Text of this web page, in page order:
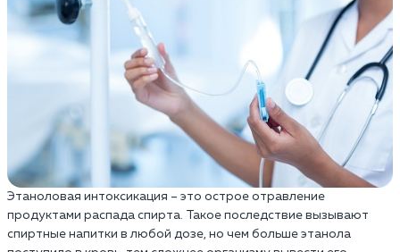
Этаноловая интоксикация – это острое отравление
продуктами распада спирта. Такое последствие вызывают
спиртные напитки в любой дозе, но чем больше этанола